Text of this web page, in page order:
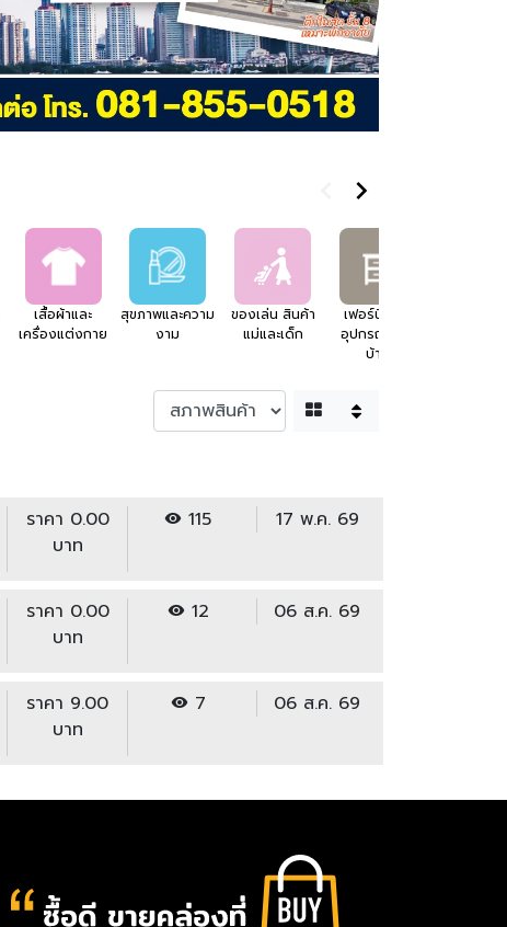
เสื้อผ้าและ
เครื่องแต่งกาย
สุขภาพและความ
งาม
ของเล่น สินค้า
แม่และเด็ก
เฟอร์นิเจอร์
อุปกรณ์แต่ง
บ้าน
ราคา 0.00
บาท
115 17 พ.ค. 69
ราคา 0.00
บาท
12 06 ส.ค. 69
ราคา 9.00
บาท
7 06 ส.ค. 69